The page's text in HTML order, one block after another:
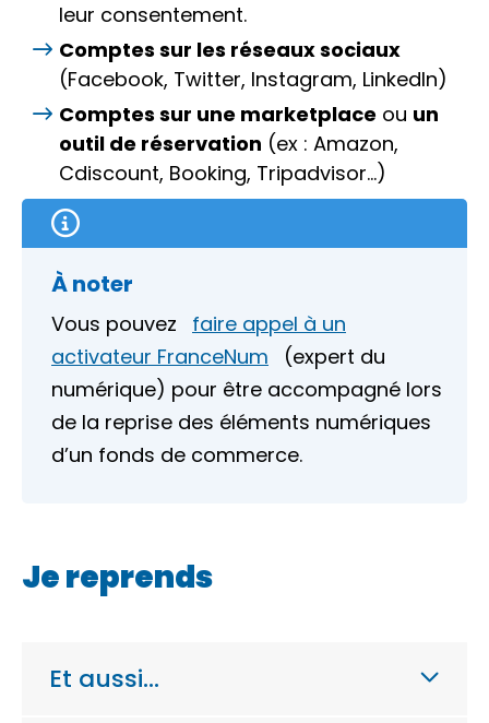
leur consentement.
Comptes sur les réseaux sociaux
(Facebook, Twitter, Instagram, LinkedIn)
Comptes sur une marketplace ou un
outil de réservation (ex : Amazon,
Cdiscount, Booking, Tripadvisor…)
À noter
Vous pouvez
faire appel à un
activateur FranceNum
(expert du
numérique) pour être accompagné lors
de la reprise des éléments numériques
d’un fonds de commerce.
Je reprends
Et aussi…